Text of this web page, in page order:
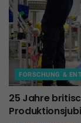
FORSCHUNG &
25 Jahre